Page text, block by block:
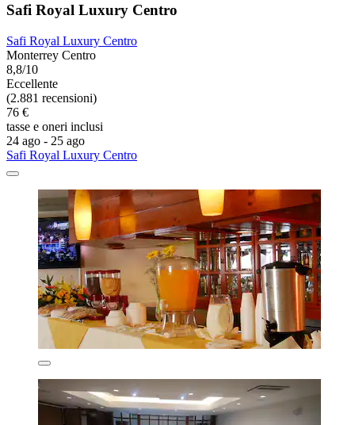
Safi Royal Luxury Centro
Safi Royal Luxury Centro
Monterrey Centro
8,8/10
Eccellente
(2.881 recensioni)
76 €
tasse e oneri inclusi
24 ago - 25 ago
Safi Royal Luxury Centro